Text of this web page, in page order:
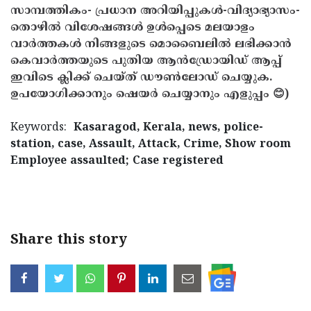
സാമ്പത്തികം- പ്രധാന അറിയിപ്പുകൾ-വിദ്യാഭ്യാസം-
തൊഴിൽ വിശേഷങ്ങൾ ഉൾപ്പെടെ മലയാളം
വാർത്തകൾ നിങ്ങളുടെ മൊബൈലിൽ ലഭിക്കാൻ
കെവാർത്തയുടെ പുതിയ ആൻഡ്രോയിഡ് ആപ്പ്
ഇവിടെ ക്ലിക്ക് ചെയ്ത് ഡൗൺലോഡ് ചെയ്യുക.
ഉപയോഗിക്കാനും ഷെയർ ചെയ്യാനും എളുപ്പം 😊)
Keywords: Kasaragod, Kerala, news, police-
station, case, Assault, Attack, Crime, Show room
Employee assaulted; Case registered
Share this story